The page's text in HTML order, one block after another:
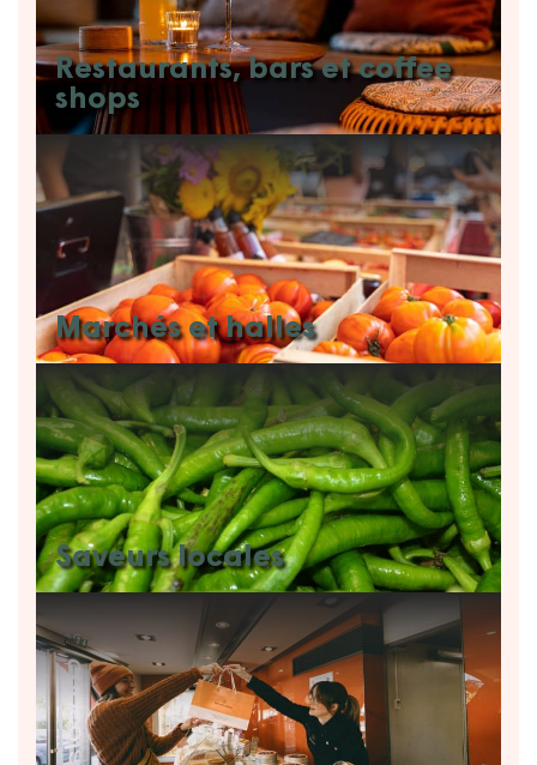
Restaurants, bars et coffee
shops
Marchés et halles
Saveurs locales